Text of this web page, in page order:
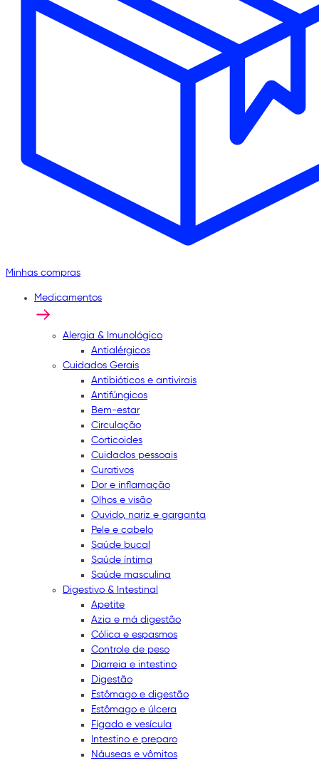
Minhas compras
Medicamentos
Alergia & Imunológico
Antialérgicos
Cuidados Gerais
Antibióticos e antivirais
Antifúngicos
Bem-estar
Circulação
Corticoides
Cuidados pessoais
Curativos
Dor e inflamação
Olhos e visão
Ouvido, nariz e garganta
Pele e cabelo
Saúde bucal
Saúde íntima
Saúde masculina
Digestivo & Intestinal
Apetite
Azia e má digestão
Cólica e espasmos
Controle de peso
Diarreia e intestino
Digestão
Estômago e digestão
Estômago e úlcera
Fígado e vesícula
Intestino e preparo
Náuseas e vômitos